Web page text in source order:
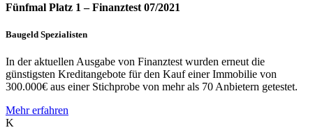
Fünfmal Platz 1 – Finanztest 07/2021
Baugeld Spezialisten
In der aktuellen Ausgabe von Finanztest wurden erneut die
günstigsten Kreditangebote für den Kauf einer Immobilie von
300.000€ aus einer Stichprobe von mehr als 70 Anbietern getestet.
Mehr erfahren
K